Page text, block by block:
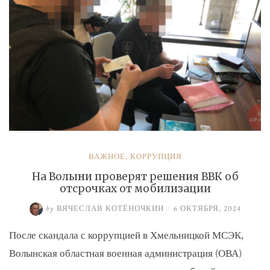
ВАЖНОЕ, КОРРУПЦИЯ
На Волыни проверят решения ВВК об
отсрочках от мобилизации
by ВЯЧЕСЛАВ КОТЁНОЧКИН / 6 ОКТЯБРЯ, 2024
После скандала с коррупцией в Хмельницкой МСЭК,
Волынская областная военная администрация (ОВА)